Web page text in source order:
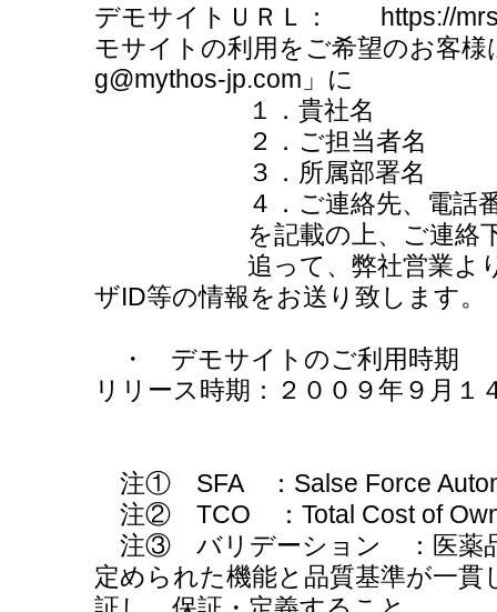
デモサイトＵＲＬ： https://
モサイトの利用をご希望のお客
g@mythos-jp.com」に
１．貴社名
２．ご担当者名
３．所属部署名
４．ご連絡先、電話番号
を記載の上、ご連絡下
追って、弊社営業よりメ
ザID等の情報をお送り致します。
・ デモサイトのご利用時期
リリース時期：２００９年９月
注① SFA ：Salse Force
注② TCO ：Total Cost of
注③ バリデーション ：医薬品
定められた機能と品質基準が一